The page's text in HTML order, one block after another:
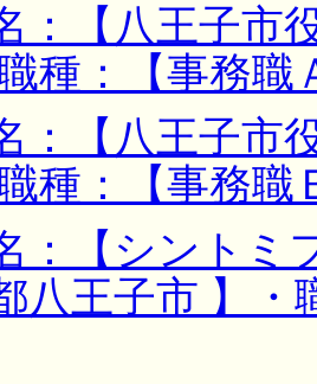
：【八王子市
種：【事務職
：【八王子市
種：【事務職
：【シント
八王子市 】